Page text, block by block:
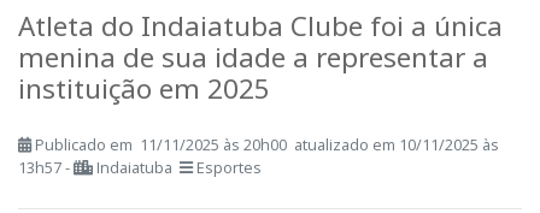
Atleta do Indaiatuba Clube foi a única
menina de sua idade a representar a
instituição em 2025
Publicado em 11/11/2025 às 20h00 atualizado em 10/11/2025 às